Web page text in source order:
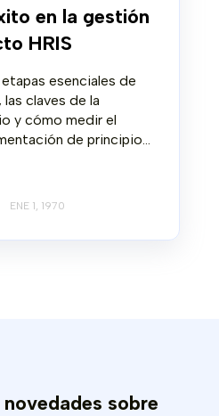
en la gestión
HRIS
esenciales de
claves de la
y cómo medir el
de principio...
ENE 1, 1970
sobre